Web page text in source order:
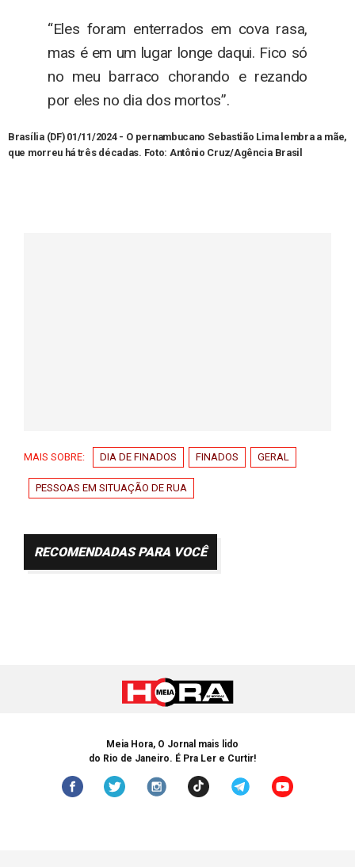
“Eles foram enterrados em cova rasa,
mas é em um lugar longe daqui. Fico só
no meu barraco chorando e rezando
por eles no dia dos mortos”.
Brasília (DF) 01/11/2024 - O pernambucano Sebastião Lima lembra a mãe,
que morreu há três décadas. Foto: Antônio Cruz/Agência Brasil
MAIS SOBRE: DIA DE FINADOS FINADOS GERAL
PESSOAS EM SITUAÇÃO DE RUA
RECOMENDADAS PARA VOCÊ
Meia Hora, O Jornal mais lido
do Rio de Janeiro. É Pra Ler e Curtir!